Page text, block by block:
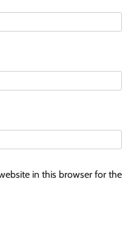
in this browser for the